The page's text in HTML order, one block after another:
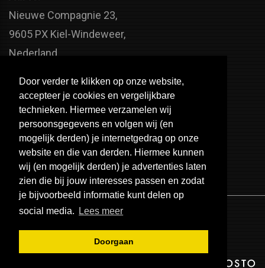
Door verder te klikken op onze website,
accepteer je cookies en vergelijkbare
technieken. Hiermee verzamelen wij
persoonsgegevens en volgen wij (en
mogelijk derden) je internetgedrag op onze
website en die van derden. Hiermee kunnen
wij (en mogelijk derden) je advertenties laten
zien die bij jouw interesses passen en zodat
je bijvoorbeeld informatie kunt delen op
social media.
Lees meer
Doorgaan
Nieuwe Compagnie 23,
9605 PX Kiel-Windeweer,
Nederland
+31 598 - 320 402
Telefoonnummer:
+31 598 - 350 330
Email:
info@usa-engines.com